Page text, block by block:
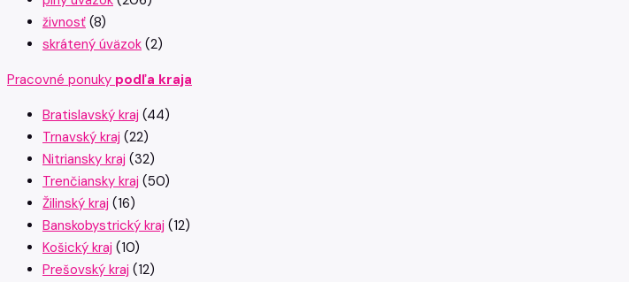
živnosť (8)
skrátený úväzok (2)
Pracovné ponuky podľa kraja
Bratislavský kraj (44)
Trnavský kraj (22)
Nitriansky kraj (32)
Trenčiansky kraj (50)
Žilinský kraj (16)
Banskobystrický kraj (12)
Košický kraj (10)
Prešovský kraj (12)